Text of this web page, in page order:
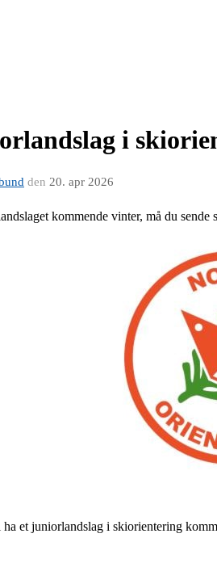
i
den 20. apr 2026
kommende vinter, må du sende
et juniorlandslag i skiorientering